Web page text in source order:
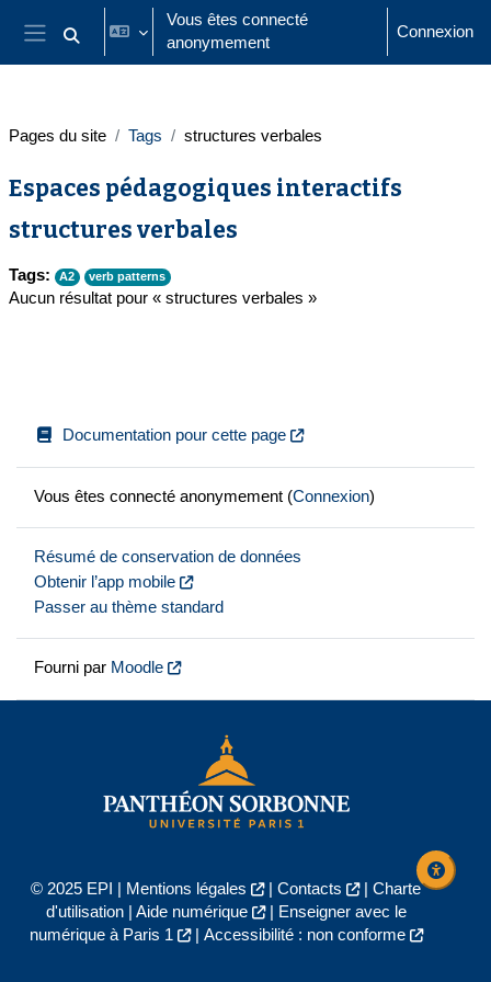
Passer au contenu principal
Panneau latéral
Activer/désactiver la saisie de recherche
Vous êtes connecté
anonymement
Connexion
Pages du site Tags structures verbales
Espaces pédagogiques interactifs
structures verbales
Tags: A2 verb patterns
Aucun résultat pour « structures verbales »
Documentation pour cette page
Vous êtes connecté anonymement (Connexion)
Résumé de conservation de données
Obtenir l’app mobile
Passer au thème standard
Fourni par Moodle
© 2025 EPI | Mentions légales | Contacts | Charte
d'utilisation| Aide numérique |
Enseigner avec le
numérique à Paris 1
| Accessibilité : non conforme